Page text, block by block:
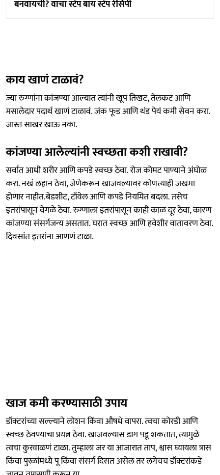
बनवायची? वाचा स्टेप बाय स्टेप रेसिपी
काय खाणं टाळावं?
ज्या रुग्णांना कांजण्या आल्यात त्यांनी खूप तिखट, तेलकट आणि
मसालेदार पदार्थ खाणं टाळावं. जंक फूड आणि थंड पेयं कमी सेवन करा.
जास्त साखर खाऊ नका.
कांजण्या आलेल्यांनी स्वच्छता कशी राखावी?
सर्वात आधी शरीर आणि कपडे स्वच्छ ठेवा. रोज कोमट पाण्याने अंघोळ
करा. नखं लहान ठेवा, जेणेकरून खाजवल्यावर कोणत्याही जखमा
होणार नाहीत.बेडशीट, टॉवेल आणि कपडे नियमित बदला. तसेच
इतरांपासून वेगळे ठेवा. रुग्णाला इतरांपासून काही काळ दूर ठेवा, कारण
कांजण्या संसर्गजन्य असतात. घरात स्वच्छ आणि हवेशीर वातावरण ठेवा.
दिवसांत इतरांना आणणं टाळा.
खाज कमी करण्यासाठी उपाय
डॉक्टरांच्या सल्ल्याने लोशन किंवा औषधे वापरा. त्वचा कोरडी आणि
स्वच्छ ठेवण्याचा प्रयत्न ठेवा. खाजवल्यास डाग पडू शकतात, त्यामुळे
त्वचा कुरवाळणं टाळा. तुम्हाला जर या आजारात ताप, श्वास घ्यायला त्रास
किंवा पुरळांमध्ये पू किंवा संसर्ग दिसत असेल तर लगेचच डॉक्टरांकडे